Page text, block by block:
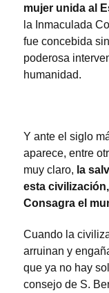
mujer unida al
la Inmaculada
fue concebida
poderosa
humanidad.
Y ante el siglo
aparece, entre
muy claro, la
esta
Consagra el
Cuando la
arruinan y
que ya no hay
consejo de S.